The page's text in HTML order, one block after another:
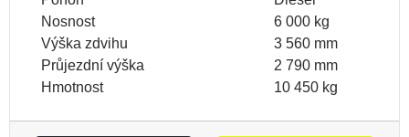
Nosnost
6 000 kg
Výška zdvihu
3 560 mm
Průjezdní výška
2 790 mm
Hmotnost
10 450 kg